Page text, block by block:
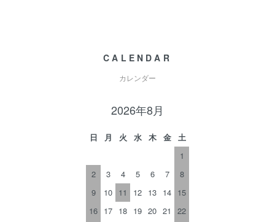
CALENDAR
カレンダー
2026年8月
日 月 火 水 木 金
土
1
2
3 4 5 6 7
8
9
10 11 12 13 14 15
16 17 18 19 20 21
22